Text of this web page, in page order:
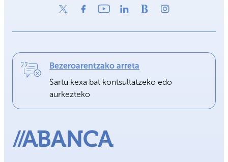
Bezeroarentzako arreta
Sartu kexa bat kontsultatzeko edo
aurkezteko